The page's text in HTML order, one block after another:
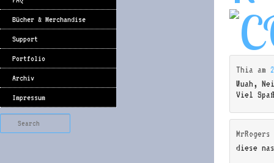
Bücher & Merchandise
Support
Portfolio
Archiv
Impressum
Thia am
Wuah,
Viel
MrRogers
diese